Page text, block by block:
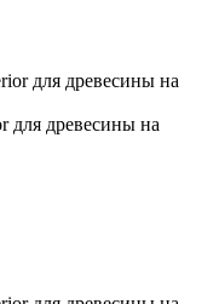
для древесины на